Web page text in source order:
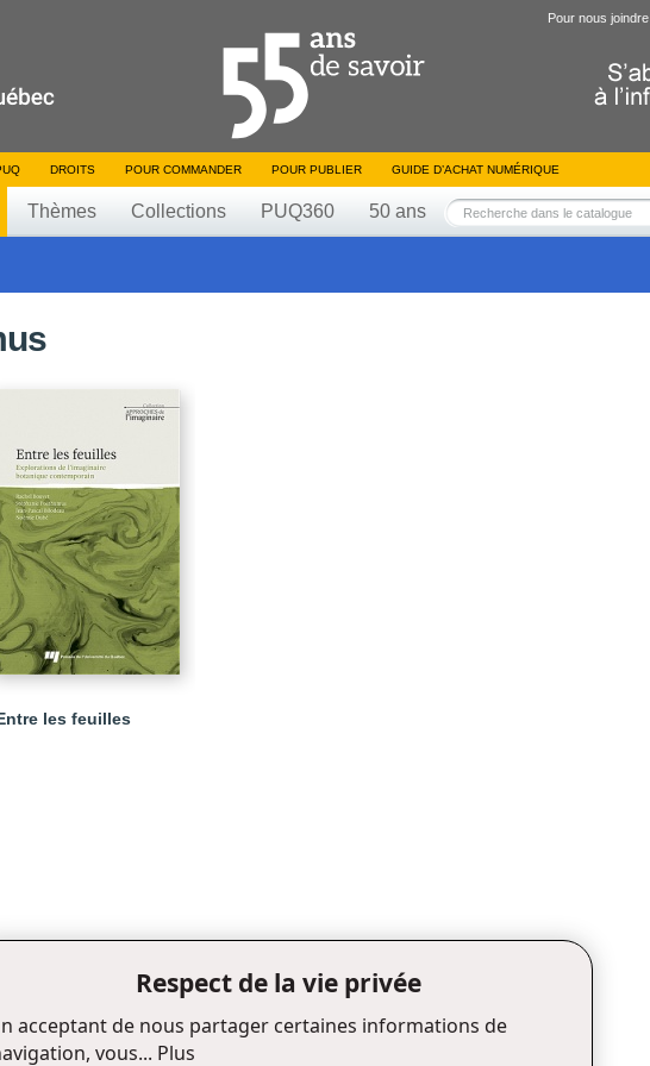
Pour nous joindre
DROITS POUR COMMANDER POUR PUBLIER GUIDE D’ACHAT NUMÉRIQUE
Thèmes Collections PUQ360 50 ans
les feuilles
Respect de la vie privée
acceptant de nous partager certaines informations de
vous... Plus